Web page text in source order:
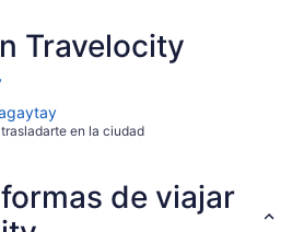
Travelocity
en la ciudad
de viajar